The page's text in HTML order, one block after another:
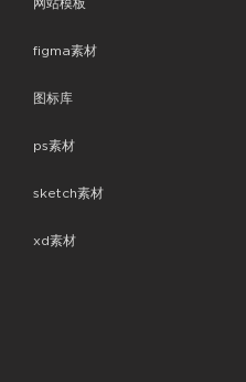
网站模板
figma素材
图标库
ps素材
sketch素材
xd素材